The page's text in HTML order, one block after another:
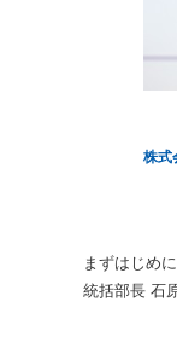
株式
まずはじめ
統括部長 石